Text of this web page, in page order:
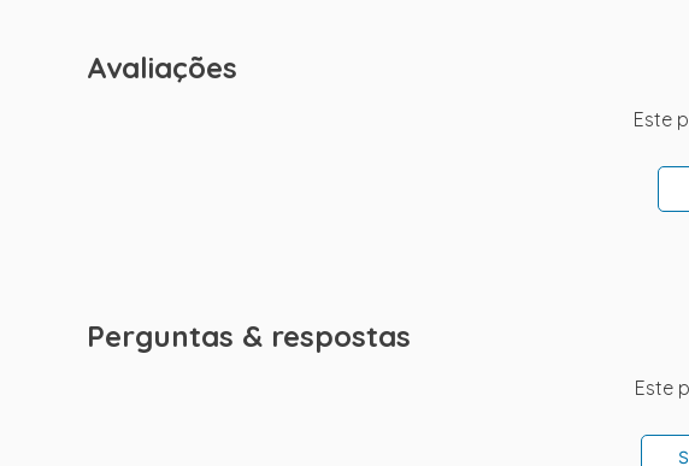
Avaliações
Este
Perguntas & respostas
Este